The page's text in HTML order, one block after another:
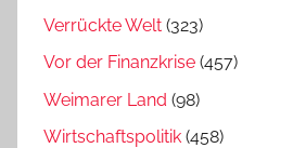
Verrückte Welt (323)
Vor der Finanzkrise (457)
Weimarer Land (98)
Wirtschaftspolitik (458)